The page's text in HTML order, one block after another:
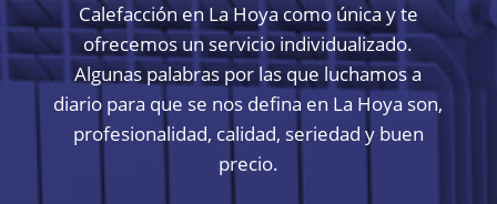
Calefacción en La Hoya como única y te
ofrecemos un servicio individualizado.
Algunas palabras por las que luchamos a
diario para que se nos defina en La Hoya son,
profesionalidad, calidad, seriedad y buen
precio.